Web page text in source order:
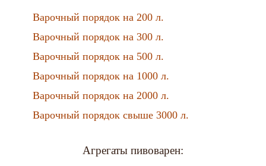
Варочный порядок на 200 л.
Варочный порядок на 300 л.
Варочный порядок на 500 л.
Варочный порядок на 1000 л.
Варочный порядок на 2000 л.
Варочный порядок свыше 3000 л.
Агрегаты пивоварен: